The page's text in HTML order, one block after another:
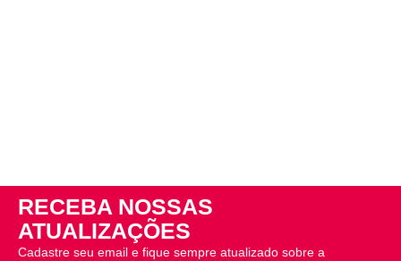
RECEBA NOSSAS
ATUALIZAÇÕES
Cadastre seu email e fique sempre atualizado sobre a